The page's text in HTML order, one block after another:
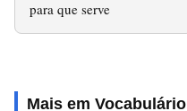
para que serve
Mais em Vocabulário